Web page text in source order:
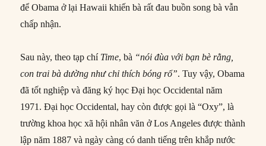
để Obama ở lại Hawaii khiến bà rất đau buồn song bà vẫn
chấp nhận.
Sau này, theo tạp chí Time, bà “nói đùa với bạn bè rằng,
con trai bà dường như chỉ thích bóng rổ”. Tuy vậy, Obama
đã tốt nghiệp và đăng ký học Đại học Occidental năm
1971. Đại học Occidental, hay còn được gọi là “Oxy”, là
trường khoa học xã hội nhân văn ở Los Angeles được thành
lập năm 1887 và ngày càng có danh tiếng trên khắp nước